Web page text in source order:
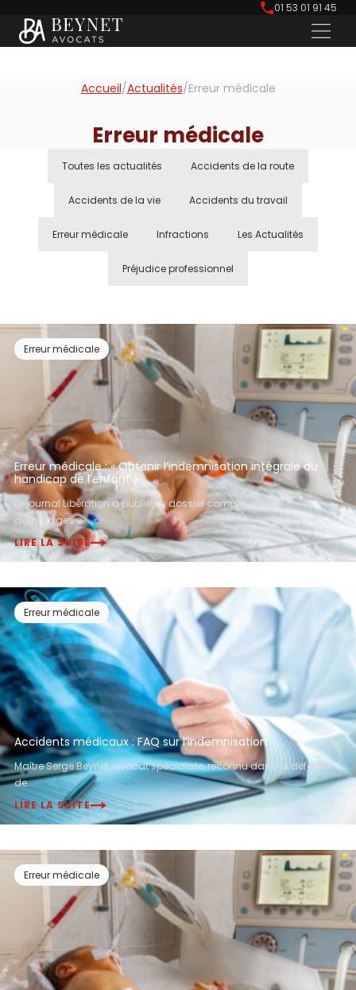
01 53 01 91 45
Accueil/Actualités/Erreur médicale
Erreur médicale
Toutes les actualités Accidents de la route
Accidents de la vie Accidents du travail
Erreur médicale Infractions Les Actualités
Préjudice professionnel
Erreur médicale
Erreur médicale : « Obtenir l’indemnisation intégrale du
handicap de l’enfant »
Le journal Libération a publié un dossier complet sur les
dommages c...
LIRE LA SUITE
Erreur médicale
Accidents médicaux : FAQ sur l’indemnisation
Maître Serge Beynet, avocat spécialiste, reconnu dans la défense
de...
LIRE LA SUITE
Erreur médicale